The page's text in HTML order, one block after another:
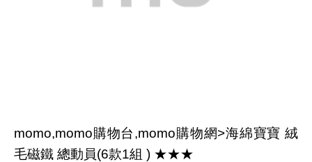
momo,momo購物台,momo購物網>海綿寶寶 絨
毛磁鐵 總動員(6款1組 ) ★★★